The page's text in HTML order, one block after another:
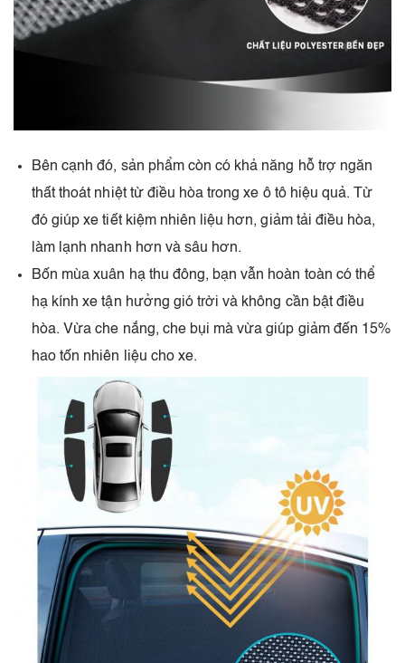
Bên cạnh đó, sản phẩm còn có khả năng hỗ trợ ngăn
thất thoát nhiệt từ điều hòa trong xe ô tô hiệu quả. Từ
đó giúp xe tiết kiệm nhiên liệu hơn, giảm tải điều hòa,
làm lạnh nhanh hơn và sâu hơn.
Bốn mùa xuân hạ thu đông, bạn vẫn hoàn toàn có thể
hạ kính xe tận hưởng gió trời và không cần bật điều
hòa. Vừa che nắng, che bụi mà vừa giúp giảm đến 15%
hao tốn nhiên liệu cho xe.